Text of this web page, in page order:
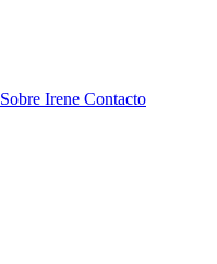
Sobre Irene Contacto